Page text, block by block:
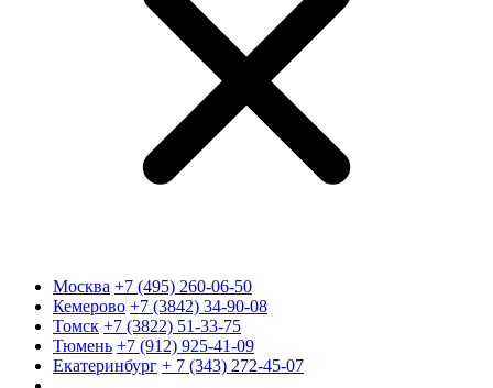
Москва +7 (495) 260-06-50
Кемерово +7 (3842) 34-90-08
Томск +7 (3822) 51-33-75
Тюмень +7 (912) 925-41-09
Екатеринбург + 7 (343) 272-45-07